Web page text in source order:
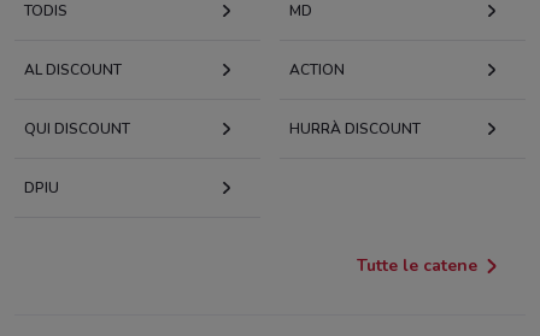
TODIS MD
AL DISCOUNT ACTION
QUI DISCOUNT HURRÀ DISCOUNT
DPIU
Tutte le catene